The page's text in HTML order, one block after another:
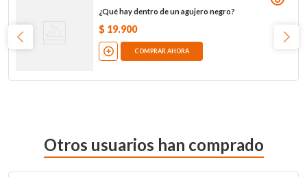
¿Qué hay dentro de un agujero negro?
$ 19.900
COMPRAR AHORA
Otros usuarios han comprado